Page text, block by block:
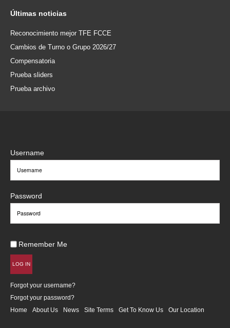
Últimas noticias
Reconocimiento mejor TFE FCCE
Cambios de Turno o Grupo 2026/27
Compensatoria
Prueba sliders
Prueba archivo
Username
Password
Remember Me
LOG IN
Forgot your username?
Forgot your password?
Home
About Us News Site Terms Get To Know Us Our Location